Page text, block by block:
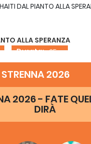
ALLA SPERANZA
Durata: 25m
TSUNAMI
STRENNA 2026
2026 - FATE
DIRÀ